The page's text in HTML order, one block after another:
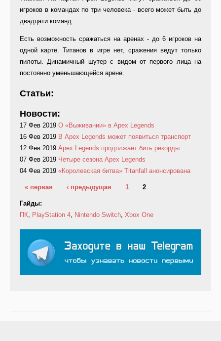
игроков в командах по три человека - всего может быть до
двадцати команд.
Есть возможность сражаться на аренах - до 6 игроков на
одной карте. Титанов в игре нет, сражения ведут только
пилоты. Динамичный шутер с видом от первого лица на
постоянно уменьшающейся арене.
Статьи:
Новости:
17 Фев 2019 О «Выживании» в Apex Legends
16 Фев 2019 В Apex Legends может появиться транспорт
12 Фев 2019 Apex Legends продолжает бить рекорды
07 Фев 2019 Четыре сезона Apex Legends
04 Фев 2019 «Королевская битва» Titanfall анонсирована
« первая ‹ предыдущая 1 2
Гайды:
ПК
PlayStation 4 Nintendo Switch Xbox One